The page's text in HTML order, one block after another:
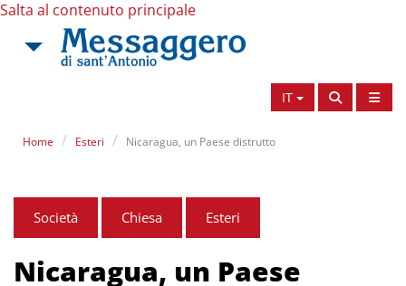
Salta al contenuto principale
IT
Home Esteri Nicaragua, un Paese distrutto
Società Chiesa Esteri
Nicaragua, un Paese